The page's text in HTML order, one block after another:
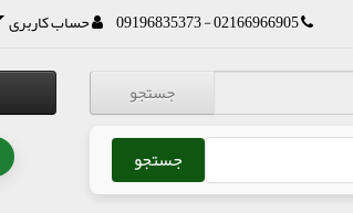
02166966905 - 09196835373 حساب کاربری
جستجو
جستجو